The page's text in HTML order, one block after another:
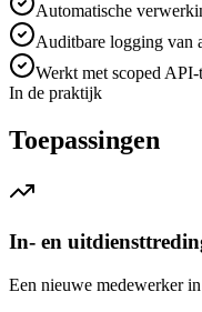
Automatische
Auditbare logging van
Werkt met scoped API-
In de praktijk
Toepassingen
In- en
Een nieuwe medewerker